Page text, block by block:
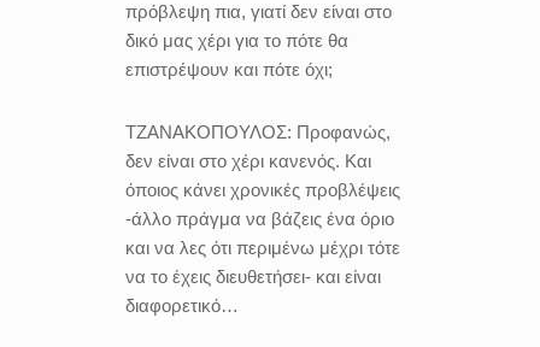
πρόβλεψη πια, γιατί δεν είναι στο
δικό μας χέρι για το πότε θα
επιστρέψουν και πότε όχι;
ΤΖΑΝΑΚΟΠΟΥΛΟΣ: Προφανώς,
δεν είναι στο χέρι κανενός. Και
όποιος κάνει χρονικές προβλέψεις
-άλλο πράγμα να βάζεις ένα όριο
και να λες ότι περιμένω μέχρι τότε
να το έχεις διευθετήσει- και είναι
διαφορετικό…